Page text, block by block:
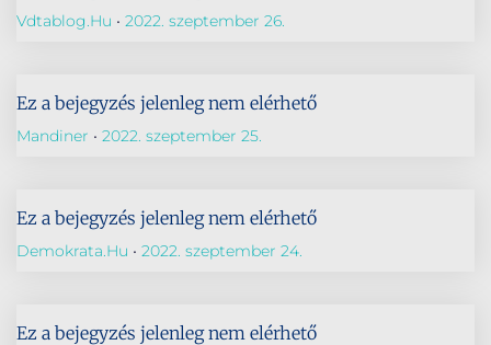
Vdtablog.hu 2022. szeptember 26.
Ez a bejegyzés jelenleg nem elérhető
Mandiner 2022. szeptember 25.
Ez a bejegyzés jelenleg nem elérhető
Demokrata.hu 2022. szeptember 24.
Ez a bejegyzés jelenleg nem elérhető